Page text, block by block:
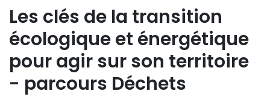
Les clés de la transition
écologique et énergétique
pour agir sur son territoire
- parcours Déchets